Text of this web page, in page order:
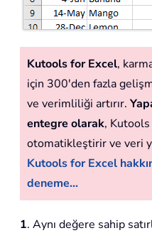
Kutools for Excel,
için 300'den fazla
ve verimliliği artırır.
entegre olarak,
otomatikleştirir ve veri
Kutools for Excel
deneme...
1. Aynı değere sahip